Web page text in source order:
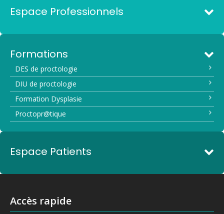
Espace Professionnels
Formations
DES de proctologie
DIU de proctologie
Formation Dysplasie
Proctopr@tique
Espace Patients
Accès rapide